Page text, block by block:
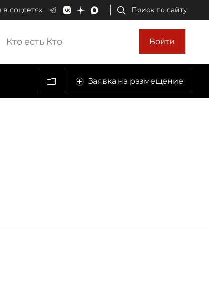
соцсетях: Поиск по сайту
Кто есть Кто Войти
Заявка на размещение